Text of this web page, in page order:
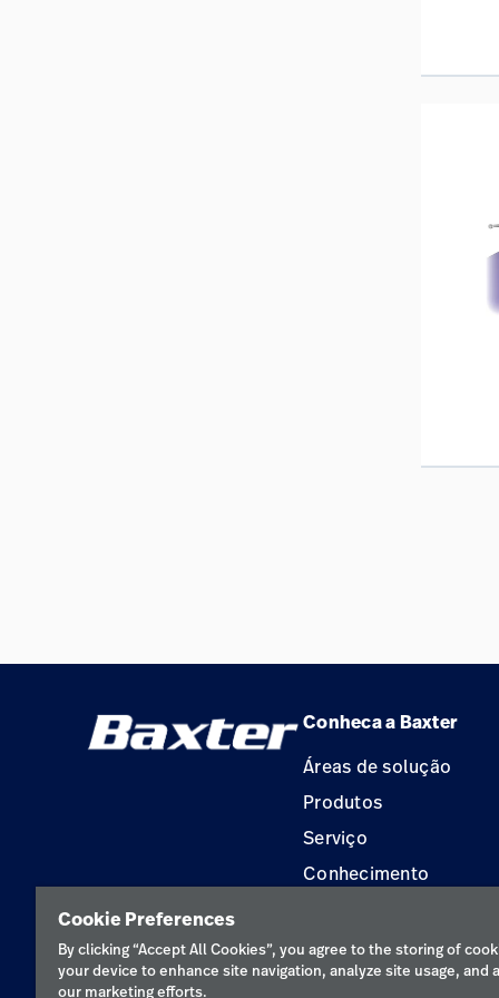
Conheca a Baxter
Áreas de solução
Produtos
Serviço
Conhecimento
Soluções de
Cookie Preferences
By clicking “Accept All Cookies”, you agree to the storing of
your device to enhance site navigation, analyze site usage, and
our marketing efforts.